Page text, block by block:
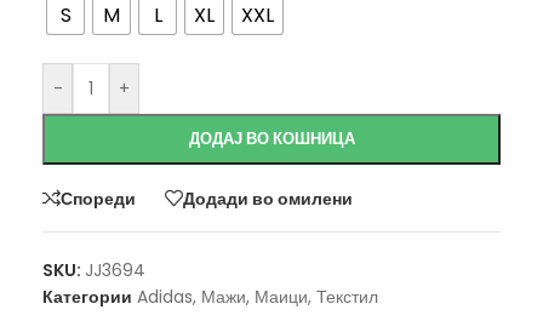
S
M L XL XXL
- +
ДОДАЈ ВО КОШНИЦА
Спореди Додади во омилени
SKU: JJ3694
Категории Adidas, Мажи, Маици, Текстил